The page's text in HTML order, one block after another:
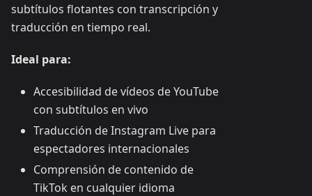
subtítulos flotantes con transcripción y
traducción en tiempo real.
Ideal para:
Accesibilidad de vídeos de YouTube
con subtítulos en vivo
Traducción de Instagram Live para
espectadores internacionales
Comprensión de contenido de
TikTok en cualquier idioma